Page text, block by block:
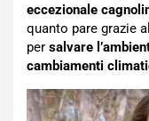
eccezionale
quanto pare grazie
per salvare
cambiamenti